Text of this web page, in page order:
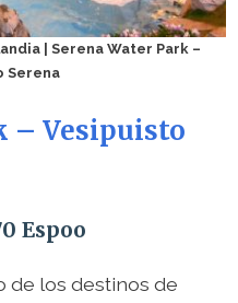
| Serena Water Park –
Serena
– Vesipuisto
Espoo
de los destinos de